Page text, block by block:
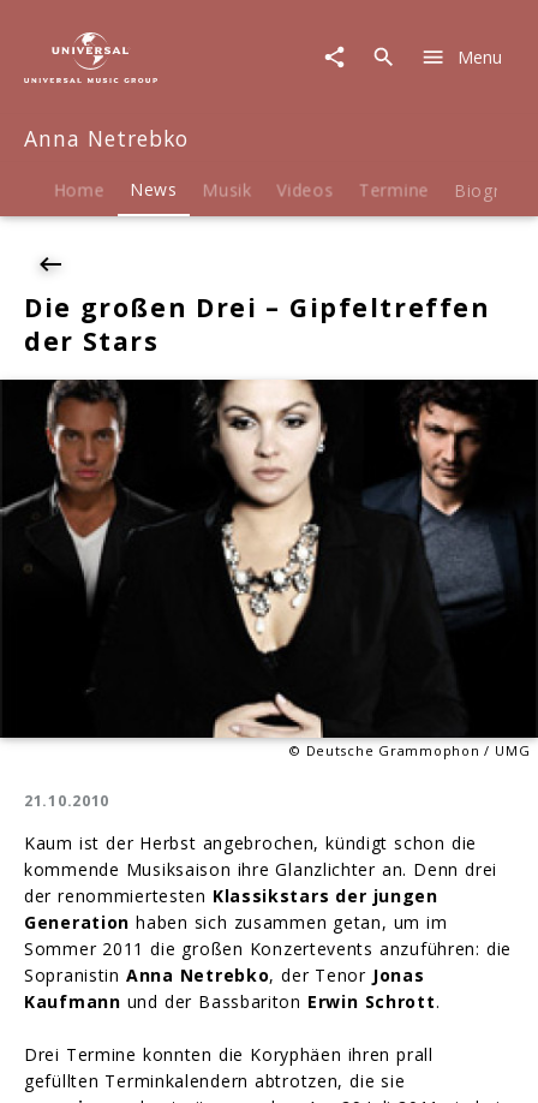
Netrebko
News
Die
-
Menu
Anna Netrebko
Home News Musik Videos Termine Biografie
Die großen Drei – Gipfeltreffen
der Stars
© Deutsche Grammophon / UMG
21.10.2010
Kaum ist der Herbst angebrochen, kündigt schon die
kommende Musiksaison ihre Glanzlichter an. Denn drei
der renommiertesten Klassikstars der jungen
Generation haben sich zusammen getan, um im
Sommer 2011 die großen Konzertevents anzuführen: die
Sopranistin Anna Netrebko, der Tenor Jonas
Kaufmann und der Bassbariton Erwin Schrott.
Drei Termine konnten die Koryphäen ihren prall
gefüllten Terminkalendern abtrotzen, die sie